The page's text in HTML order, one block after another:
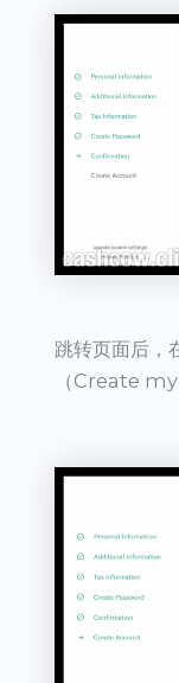
跳转页面后，
（Create